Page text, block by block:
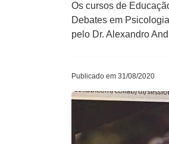
Os cursos de
Debates em
pelo Dr. Alexandro
Publicado em 31/08/2020